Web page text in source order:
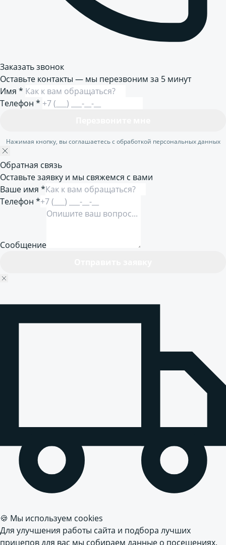
Заказать звонок
Оставьте контакты — мы перезвоним за 5 минут
Имя *
Телефон *
Нажимая кнопку, вы соглашаетесь с обработкой персональных данных
Обратная связь
Оставьте заявку и мы свяжемся с вами
Ваше имя *
Телефон *
Сообщение
🍪 Мы используем cookies
Для улучшения работы сайта и подбора лучших
прицепов для вас мы собираем данные о посещениях.